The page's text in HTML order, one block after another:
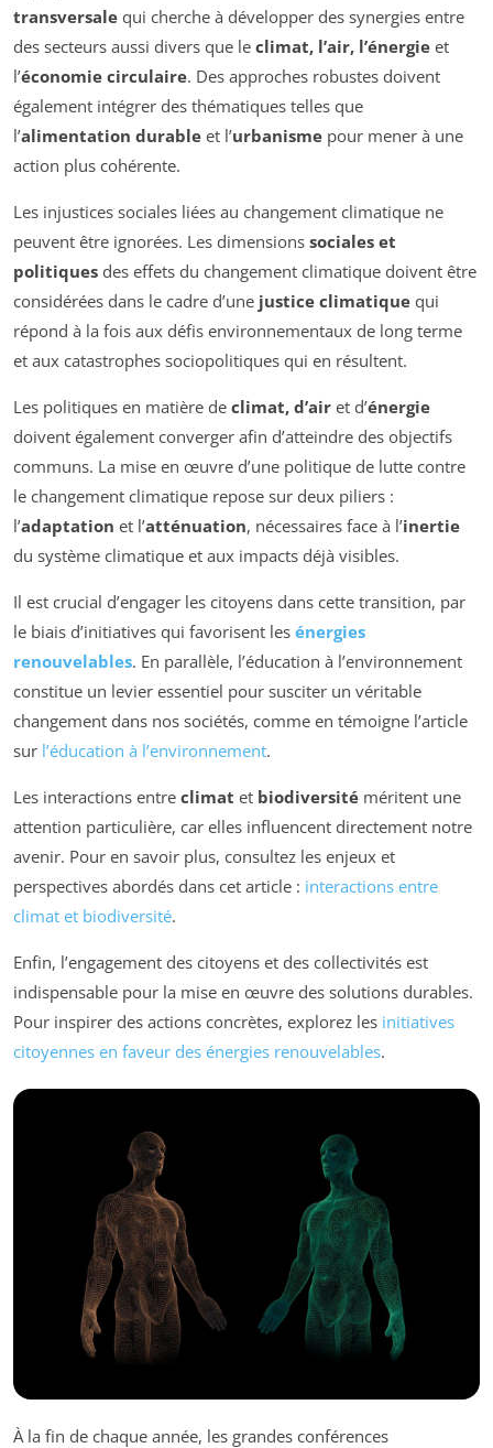
transversale qui cherche à développer des synergies entre
des secteurs aussi divers que le climat, l’air, l’énergie et
l’économie circulaire. Des approches robustes doivent
également intégrer des thématiques telles que
l’alimentation durable et l’urbanisme pour mener à une
action plus cohérente.
Les injustices sociales liées au changement climatique ne
peuvent être ignorées. Les dimensions sociales et
politiques des effets du changement climatique doivent être
considérées dans le cadre d’une justice climatique qui
répond à la fois aux défis environnementaux de long terme
et aux catastrophes sociopolitiques qui en résultent.
Les politiques en matière de climat, d’air et d’énergie
doivent également converger afin d’atteindre des objectifs
communs. La mise en œuvre d’une politique de lutte contre
le changement climatique repose sur deux piliers :
l’adaptation et l’atténuation, nécessaires face à l’inertie
du système climatique et aux impacts déjà visibles.
Il est crucial d’engager les citoyens dans cette transition, par
le biais d’initiatives qui favorisent les énergies
renouvelables. En parallèle, l’éducation à l’environnement
constitue un levier essentiel pour susciter un véritable
changement dans nos sociétés, comme en témoigne l’article
sur l’éducation à l’environnement.
Les interactions entre climat et biodiversité méritent une
attention particulière, car elles influencent directement notre
avenir. Pour en savoir plus, consultez les enjeux et
perspectives abordés dans cet article : interactions entre
climat et biodiversité.
Enfin, l’engagement des citoyens et des collectivités est
indispensable pour la mise en œuvre des solutions durables.
Pour inspirer des actions concrètes, explorez les initiatives
citoyennes en faveur des énergies renouvelables.
À la fin de chaque année, les grandes conférences